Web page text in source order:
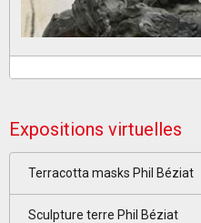
Expositions virtuelles
Terracotta masks Phil Béziat
Sculpture terre Phil Béziat